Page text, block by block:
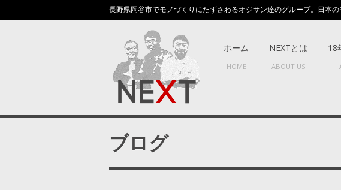
長野県岡谷市でモノづくりにたずさわるオジサン達のグループ。日本
ホーム
HOME
NEXTとは
ABOUT US
18
ブログ